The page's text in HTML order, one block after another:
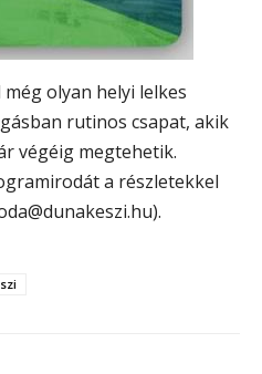
olyan helyi lelkes
rutinos csapat, akik
végéig megtehetik.
a részletekkel